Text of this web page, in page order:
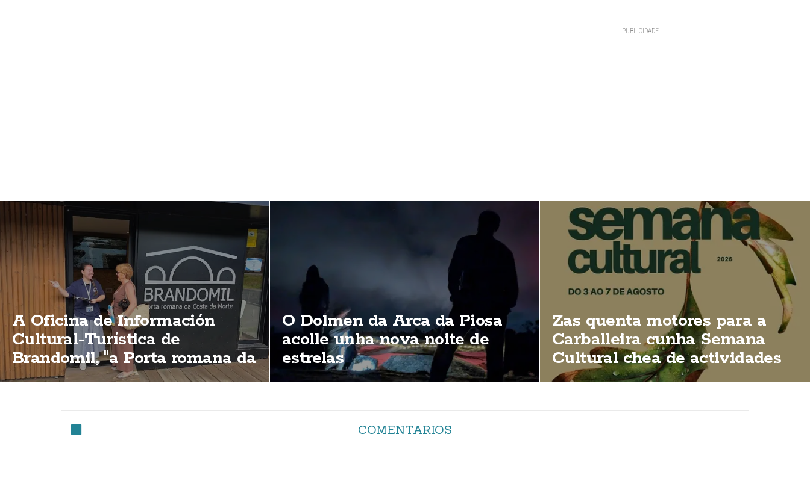
A Oficina de Información
Cultural-Turística de
Brandomil, "a Porta romana da
Costa da Morte"
O Dolmen da Arca da Piosa
acolle unha nova noite de
estrelas
Zas quenta motores para a
Carballeira cunha Semana
Cultural chea de actividades
COMENTARIOS